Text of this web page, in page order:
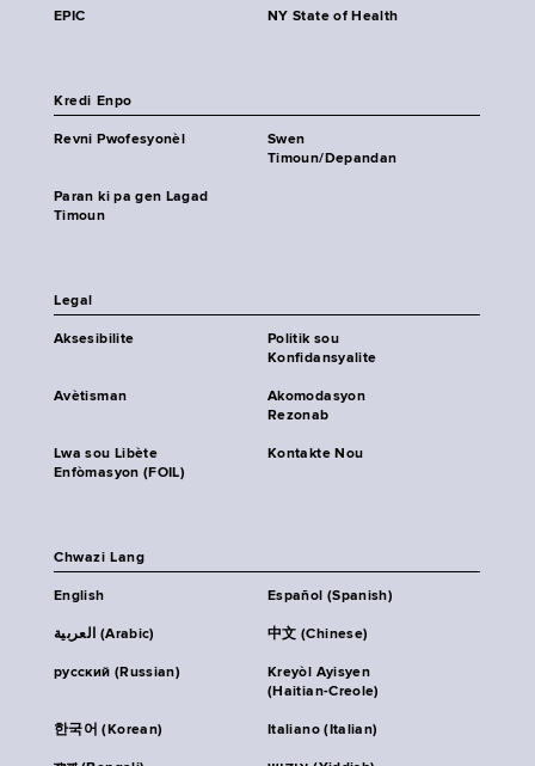
EPIC NY State of Health
Kredi Enpo
Revni Pwofesyonèl
Swen
Timoun/Depandan
Paran ki pa gen Lagad
Timoun
Legal
Aksesibilite
Politik sou
Konfidansyalite
Avètisman
Akomodasyon
Rezonab
Lwa sou Libète
Enfòmasyon (FOIL)
Kontakte Nou
Chwazi Lang
English Español (Spanish)
العربية (Arabic) 中文 (Chinese)
русский (Russian)
Kreyòl Ayisyen
(Haitian-Creole)
한국어 (Korean) Italiano (Italian)